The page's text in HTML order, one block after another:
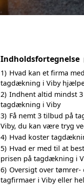
Indholdsfortegnelse
1) Hvad kan et firma
tagdækning i Viby
2) Indhent altid mindst
tagdækning i Viby
3) Få nemt 3 tilbud på
Viby, du kan være tryg
4) Hvad koster
5) Hvad er med til at
prisen på tagdækning i
6) Oversigt over tømrer-
tagfirmaer i Viby eller